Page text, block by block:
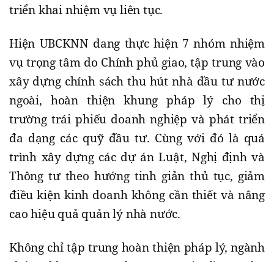
triển khai nhiệm vụ liên tục.
Hiện UBCKNN đang thực hiện 7 nhóm nhiệm
vụ trọng tâm do Chính phủ giao, tập trung vào
xây dựng chính sách thu hút nhà đầu tư nước
ngoài, hoàn thiện khung pháp lý cho thị
trường trái phiếu doanh nghiệp và phát triển
đa dạng các quỹ đầu tư. Cùng với đó là quá
trình xây dựng các dự án Luật, Nghị định và
Thông tư theo hướng tinh giản thủ tục, giảm
điều kiện kinh doanh không cần thiết và nâng
cao hiệu quả quản lý nhà nước.
Không chỉ tập trung hoàn thiện pháp lý, ngành